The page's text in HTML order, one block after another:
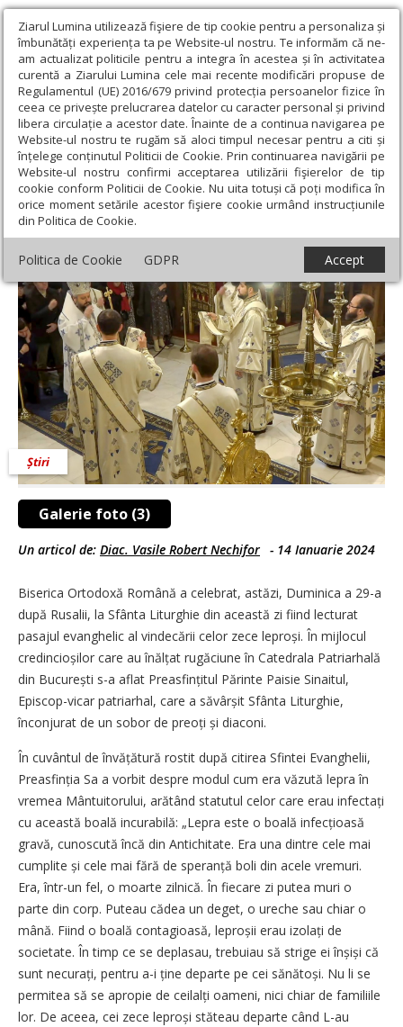
Ziarul Lumina utilizează fişiere de tip cookie pentru a personaliza și
îmbunătăți experiența ta pe Website-ul nostru. Te informăm că ne-
am actualizat politicile pentru a integra în acestea și în activitatea
curentă a Ziarului Lumina cele mai recente modificări propuse de
Regulamentul (UE) 2016/679 privind protecția persoanelor fizice în
ceea ce privește prelucrarea datelor cu caracter personal și privind
libera circulație a acestor date. Înainte de a continua navigarea pe
Website-ul nostru te rugăm să aloci timpul necesar pentru a citi și
înțelege conținutul Politicii de Cookie. Prin continuarea navigării pe
Website-ul nostru confirmi acceptarea utilizării fişierelor de tip
cookie conform Politicii de Cookie. Nu uita totuși că poți modifica în
orice moment setările acestor fişiere cookie urmând instrucțiunile
din Politica de Cookie.
Politica de Cookie GDPR Accept
Ziarul Lumina › Actualitate religioasă › Știri › Duminica a 29-a
după Rusalii pe Colina Bucuriei
Duminica a 29-a după Rusalii pe Colina
Bucuriei
Galerie foto (3)
Știri
Un articol de: Diac. Vasile Robert Nechifor - 14 Ianuarie 2024
Biserica Ortodoxă Română a celebrat, astăzi, Duminica a 29-a
după Rusalii, la Sfânta Liturghie din această zi fiind lecturat
pasajul evanghelic al vindecării celor zece leproși. În mijlocul
credincioșilor care au înălțat rugăciune în Catedrala Patriarhală
din București s-a aflat Preasfințitul Părinte Paisie Sinaitul,
Episcop-vicar patriarhal, care a săvârșit Sfânta Liturghie,
înconjurat de un sobor de preoți și diaconi.
În cuvântul de învățătură rostit după citirea Sfintei Evanghelii,
Preasfinția Sa a vorbit despre modul cum era văzută lepra în
vremea Mântuitorului, arătând statutul celor care erau infectați
cu această boală incurabilă: „Lepra este o boală infecțioasă
gravă, cunoscută încă din Antichitate. Era una dintre cele mai
cumplite și cele mai fără de speranță boli din acele vremuri.
Era, într-un fel, o moarte zilnică. În fiecare zi putea muri o
parte din corp. Puteau cădea un deget, o ureche sau chiar o
mână. Fiind o boală contagioasă, leproșii erau izolați de
societate. În timp ce se deplasau, trebuiau să strige ei înșiși că
sunt necurați, pentru a-i ține departe pe cei sănătoși. Nu li se
permitea să se apropie de ceilalți oameni, nici chiar de familiile
lor. De aceea, cei zece leproși stăteau departe când L-au